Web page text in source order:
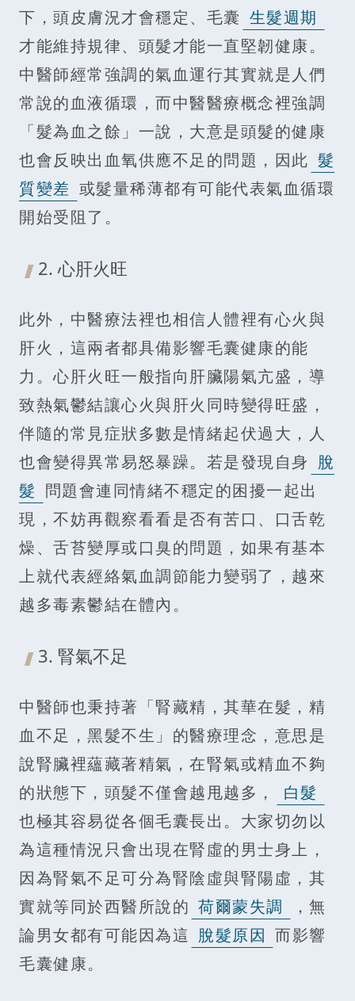
下，頭皮膚況才會穩定、毛囊 生髮週期
才能維持規律、頭髮才能一直堅韌健康。
中醫師經常強調的氣血運行其實就是人們
常說的血液循環，而中醫醫療概念裡強調
「髮為血之餘」一說，大意是頭髮的健康
也會反映出血氧供應不足的問題，因此 髮
質變差 或髮量稀薄都有可能代表氣血循環
開始受阻了。
2. 心肝火旺
此外，中醫療法裡也相信人體裡有心火與
肝火，這兩者都具備影響毛囊健康的能
力。心肝火旺一般指向肝臟陽氣亢盛，導
致熱氣鬱結讓心火與肝火同時變得旺盛，
伴隨的常見症狀多數是情緒起伏過大，人
也會變得異常易怒暴躁。若是發現自身 脫
髮 問題會連同情緒不穩定的困擾一起出
現，不妨再觀察看看是否有苦口、口舌乾
燥、舌苔變厚或口臭的問題，如果有基本
上就代表經絡氣血調節能力變弱了，越來
越多毒素鬱結在體內。
3. 腎氣不足
中醫師也秉持著「腎藏精，其華在髮，精
血不足，黑髮不生」的醫療理念，意思是
說腎臟裡蘊藏著精氣，在腎氣或精血不夠
的狀態下，頭髮不僅會越甩越多，
白髮
也極其容易從各個毛囊長出。大家切勿以
為這種情況只會出現在腎虛的男士身上，
因為腎氣不足可分為腎陰虛與腎陽虛，其
實就等同於西醫所說的 荷爾蒙失調
，無
論男女都有可能因為這 脫髮原因 而影響
毛囊健康。